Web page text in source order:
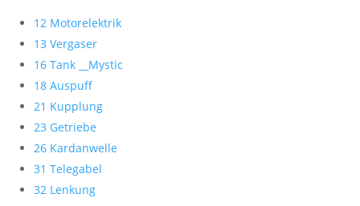
12 Motorelektrik
13 Vergaser
16 Tank __Mystic
18 Auspuff
21 Kupplung
23 Getriebe
26 Kardanwelle
31 Telegabel
32 Lenkung